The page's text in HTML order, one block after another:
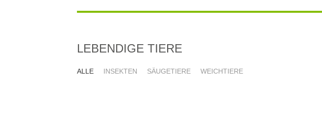
LEBENDIGE TIERE
ALLE INSEKTEN SÄUGETIERE WEICHTIERE